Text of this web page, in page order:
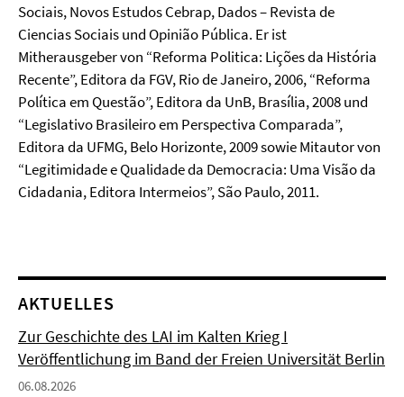
Sociais, Novos Estudos Cebrap, Dados – Revista de
Ciencias Sociais und Opinião Pública. Er ist
Mitherausgeber von “Reforma Politica: Lições da História
Recente”, Editora da FGV, Rio de Janeiro, 2006, “Reforma
Política em Questão”, Editora da UnB, Brasília, 2008 und
“Legislativo Brasileiro em Perspectiva Comparada”,
Editora da UFMG, Belo Horizonte, 2009 sowie Mitautor von
“Legitimidade e Qualidade da Democracia: Uma Visão da
Cidadania, Editora Intermeios”, São Paulo, 2011.
AKTUELLES
Zur Geschichte des LAI im Kalten Krieg I
Veröffentlichung im Band der Freien Universität Berlin
06.08.2026